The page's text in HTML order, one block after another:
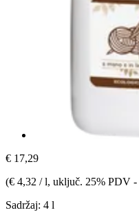
€ 17,29
(€ 4,32 / l, uključ. 25% PDV -
Sadržaj: 4 l